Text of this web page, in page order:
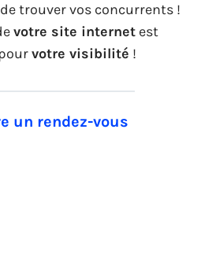
trouver vos concurrents !
votre site internet est
votre visibilité !
un rendez-vous